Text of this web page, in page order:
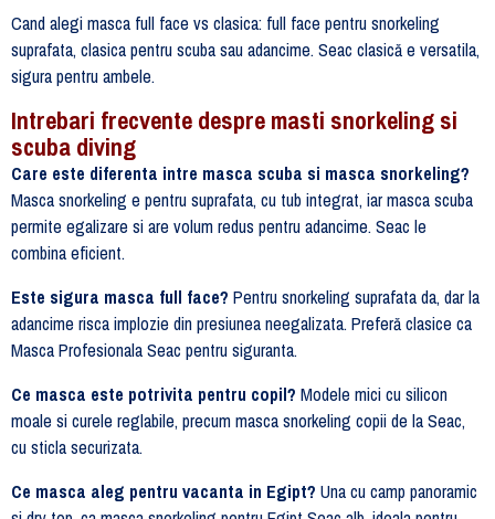
Cand alegi masca full face vs clasica: full face pentru snorkeling
suprafata, clasica pentru scuba sau adancime. Seac clasică e versatila,
sigura pentru ambele.
Intrebari frecvente despre masti snorkeling si
scuba diving
Care este diferenta intre masca scuba si masca snorkeling?
Masca snorkeling e pentru suprafata, cu tub integrat, iar masca scuba
permite egalizare si are volum redus pentru adancime. Seac le
combina eficient.
Este sigura masca full face? Pentru snorkeling suprafata da, dar la
adancime risca implozie din presiunea neegalizata. Preferă clasice ca
Masca Profesionala Seac pentru siguranta.
Ce masca este potrivita pentru copil? Modele mici cu silicon
moale si curele reglabile, precum masca snorkeling copii de la Seac,
cu sticla securizata.
Ce masca aleg pentru vacanta in Egipt? Una cu camp panoramic